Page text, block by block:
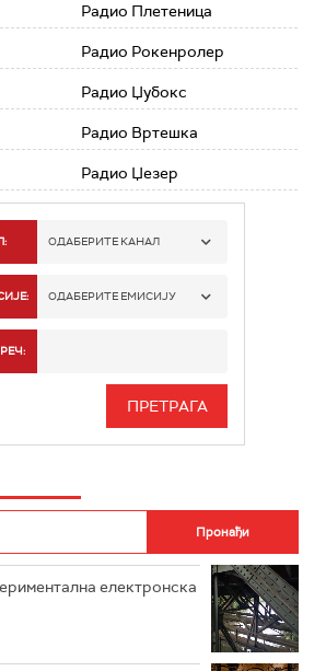
Радио Плетеница
Радио Рокенролер
Радио Џубокс
Радио Вртешка
Радио Џезер
ОДАБЕРИТЕ КАНАЛ
РАДИО БЕОГРАД 1
РАДИО БЕОГРАД 3
РАДИО РОКЕНРОЛЕР
ОДАБЕРИТЕ ЕМИСИЈУ
ИНФО
електронска